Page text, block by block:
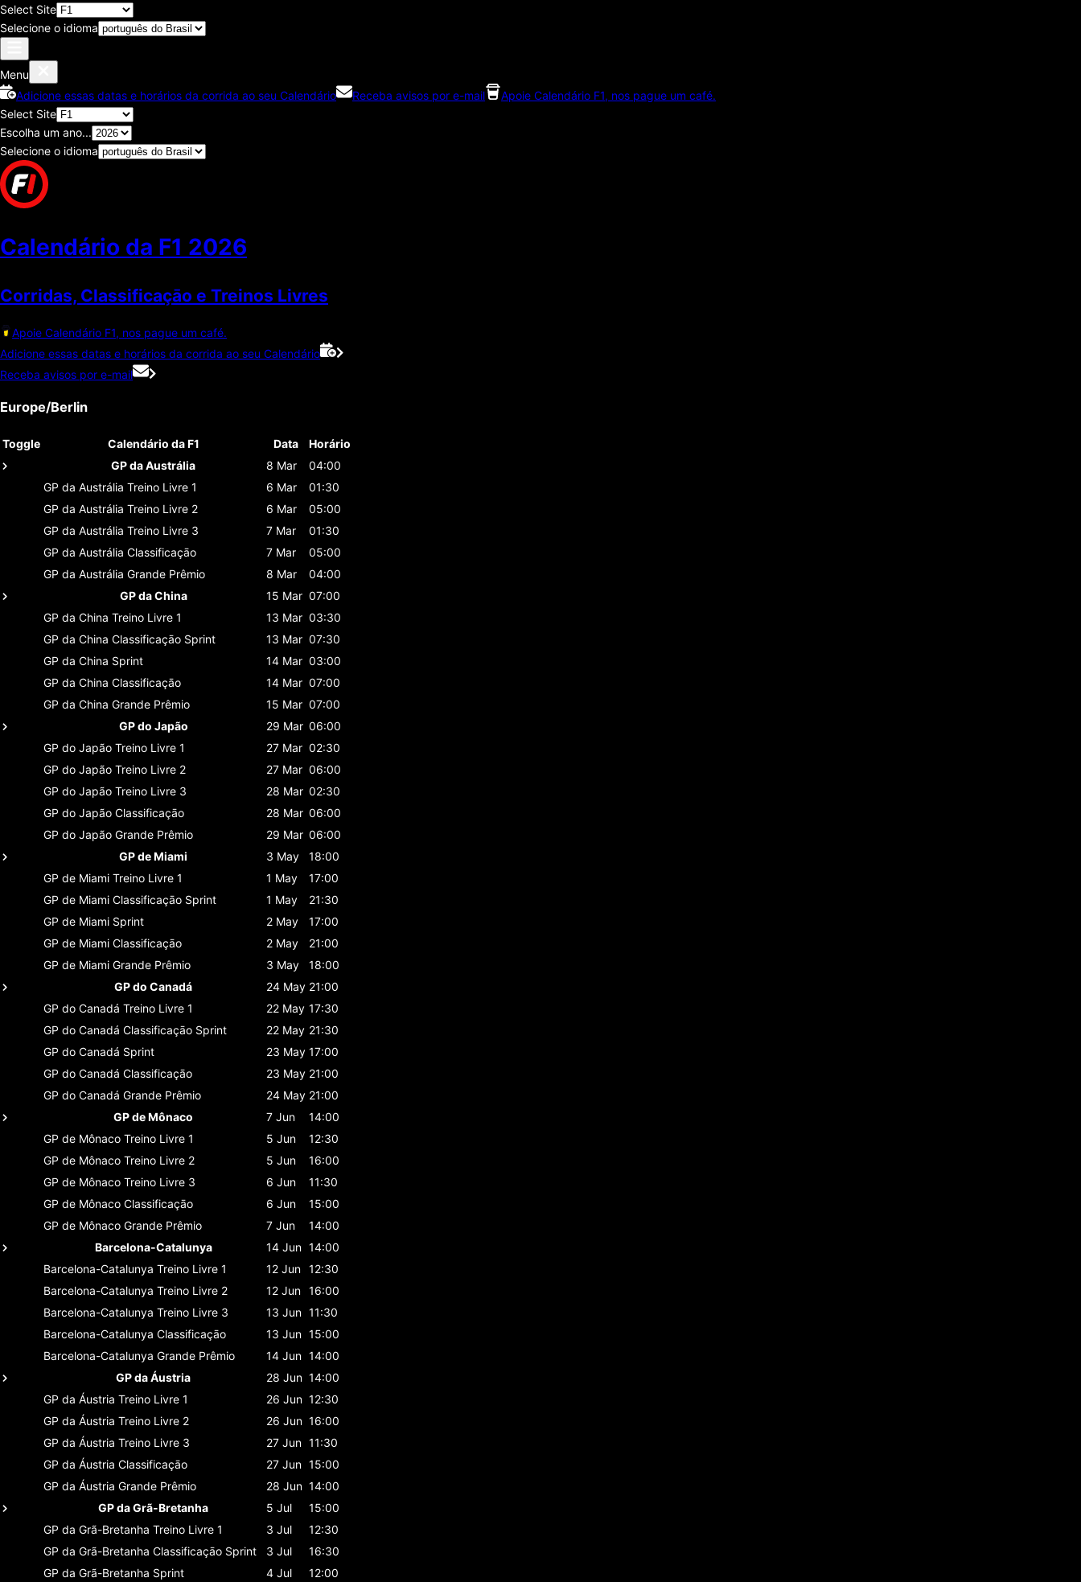
Select Site
Selecione o idioma
Menu
Adicione essas datas e horários da corrida ao seu Calendário
Receba avisos por e-mail
Apoie Calendário F1, nos pague um café.
Select Site
Escolha um ano...
Selecione o idioma
Calendário da F1 2026
Corridas, Classificaçāo e Treinos Livres
Apoie Calendário F1, nos pague um café.
Adicione essas datas e horários da corrida ao seu Calendário
Receba avisos por e-mail
Europe/Berlin
Toggle Calendário da F1 Data
Horário
GP da Austrália
8 Mar
04:00
GP da Austrália Treino Livre 1 6 Mar
01:30
GP da Austrália Treino Livre 2 6 Mar
05:00
GP da Austrália Treino Livre 3 7 Mar
01:30
GP da Austrália Classificaçāo 7 Mar
05:00
GP da Austrália Grande Prêmio 8 Mar
04:00
GP da China
15 Mar 07:00
GP da China Treino Livre 1 13 Mar 03:30
GP da China Classificaçāo Sprint 13 Mar 07:30
GP da China Sprint 14 Mar 03:00
GP da China Classificaçāo 14 Mar 07:00
GP da China Grande Prêmio 15 Mar 07:00
GP do Japão
29 Mar 06:00
GP do Japão Treino Livre 1 27 Mar 02:30
GP do Japão Treino Livre 2 27 Mar 06:00
GP do Japão Treino Livre 3 28 Mar 02:30
GP do Japão Classificaçāo 28 Mar 06:00
GP do Japão Grande Prêmio 29 Mar 06:00
GP de Miami
3 May
18:00
GP de Miami Treino Livre 1 1 May
17:00
GP de Miami Classificaçāo Sprint 1 May
21:30
GP de Miami Sprint 2 May
17:00
GP de Miami Classificaçāo 2 May
21:00
GP de Miami Grande Prêmio 3 May
18:00
GP do Canadá
24 May 21:00
GP do Canadá Treino Livre 1 22 May 17:30
GP do Canadá Classificaçāo Sprint 22 May 21:30
GP do Canadá Sprint 23 May 17:00
GP do Canadá Classificaçāo 23 May 21:00
GP do Canadá Grande Prêmio 24 May 21:00
GP de Mônaco
7 Jun
14:00
GP de Mônaco Treino Livre 1 5 Jun
12:30
GP de Mônaco Treino Livre 2 5 Jun
16:00
GP de Mônaco Treino Livre 3 6 Jun
11:30
GP de Mônaco Classificaçāo 6 Jun
15:00
GP de Mônaco Grande Prêmio 7 Jun
14:00
Barcelona-Catalunya
14 Jun 14:00
Barcelona-Catalunya Treino Livre 1 12 Jun 12:30
Barcelona-Catalunya Treino Livre 2 12 Jun 16:00
Barcelona-Catalunya Treino Livre 3 13 Jun 11:30
Barcelona-Catalunya Classificaçāo 13 Jun 15:00
Barcelona-Catalunya Grande Prêmio 14 Jun 14:00
GP da Áustria
28 Jun 14:00
GP da Áustria Treino Livre 1 26 Jun 12:30
GP da Áustria Treino Livre 2 26 Jun 16:00
GP da Áustria Treino Livre 3 27 Jun 11:30
GP da Áustria Classificaçāo 27 Jun 15:00
GP da Áustria Grande Prêmio 28 Jun 14:00
GP da Grã-Bretanha
5 Jul
15:00
GP da Grã-Bretanha Treino Livre 1 3 Jul
12:30
GP da Grã-Bretanha Classificaçāo Sprint 3 Jul
16:30
GP da Grã-Bretanha Sprint 4 Jul
12:00